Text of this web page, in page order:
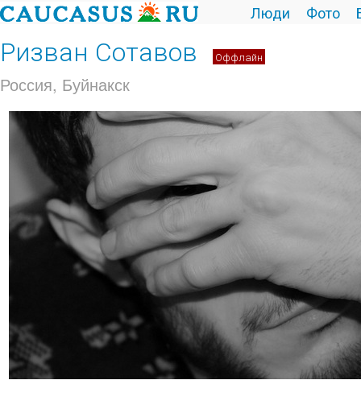
Люди Фото
Ризван Сотавов Оффлайн
Россия, Буйнакск